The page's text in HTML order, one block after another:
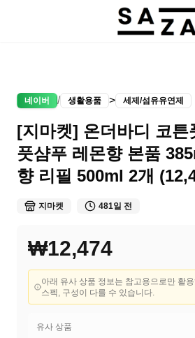
네이버 / 생활용품 > 세제/섬유유연제
[지마켓] 온더바디 코튼
풋샴푸 레몬향 본품
향 리필 500ml 2개
지마켓 481일 전
₩12,474
아래 유사 상품 정보는 참고용으로만 활
스펙, 구성이 다를 수 있습니다.
유사 상품